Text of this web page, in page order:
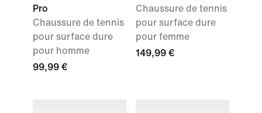
Pro
Chaussure de tennis
pour surface dure
pour homme
99,99 €
Chaussure de tennis
pour surface dure
pour femme
149,99 €